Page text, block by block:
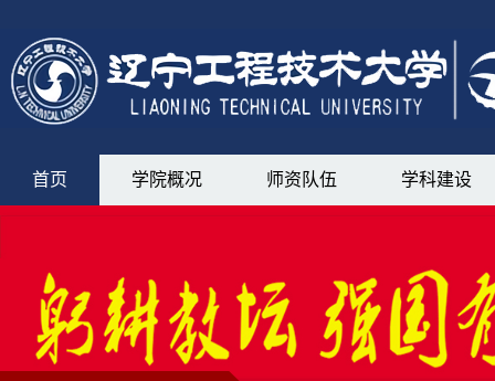
首页 学院概况 师资队伍 学科建设